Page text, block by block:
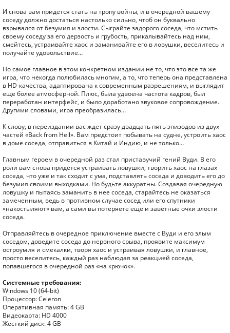
И снова вам придется стать на тропу войны, и в очередной вашему
соседу должно достаться настолько сильно, чтоб он буквально
взрывался от безумия и злости. Сыграйте задорого соседа, что мстить
своему соседу за его дерзость и грубость, прикалывайтесь над ним,
смейтесь, устраивайте хаос и заманивайте его в ловушки, веселитесь и
получайте удовольствие…
Но самое главное в этом конкретном издании не то, что это все та же
игра, что некогда полюбилась многим, а то, что теперь она представлена
в HD-качества, адаптирована к современным разрешениям, и выглядит
еще более атмосферной. Плюс, была удвоена частота кадров, был
переработан интерфейс, и было доработано звуковое сопровождение.
Другими словами, игра преобразилась…
К слову, в переиздании вас ждет сразу двадцать пять эпизодов из двух
частей «Back from Hell». Вам предстоит побывать на судне, устроить хаос
в доме соседа, отправиться в Китай и Индию, и не только…
Главным героем в очередной раз стал приставучий гений Вуди. В его
роли вам снова придется устраивать ловушки, творить хаос на глазах
соседа, что уже и так сходит с ума, подставлять соседа и доводить его до
безумия своими выходками. Но будьте аккуратны. Создавая очередную
ловушку и пытаясь заманить в нее соседа, старайтесь не оказаться
замеченным, ведь в противном случае сосед или его спутники
«накостыляют» вам, а сами вы потеряете еще и заветные очки злости
соседа.
Отправляйтесь в очередное приключение вместе с Вуди и его злым
соседом, доведите соседа до нервного срыва, проявите максимум
остроумия и смекалки, творя хаос и устраивая ловушки, и главное,
просто веселитесь, каждый раз наблюдая за реакцией соседа,
попавшегося в очередной раз «на крючок».
Системные требования:
Windows 10 (64-bit)
Процессор: Celeron
Оперативная память: 4 GB
Видеокарта: HD 4000
Жесткий диск: 4 GB